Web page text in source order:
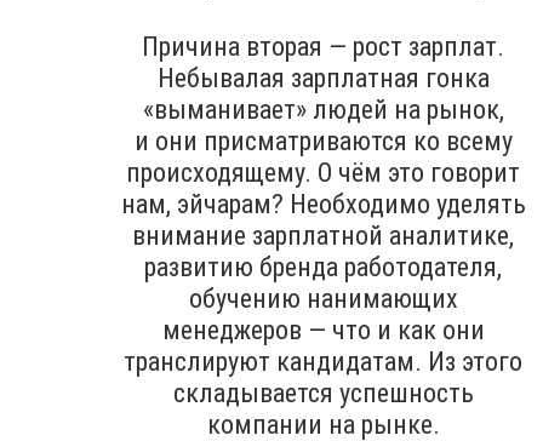
Причина вторая — рост зарплат.
Небывалая зарплатная гонка
«выманивает» людей на рынок,
и они присматриваются ко всему
происходящему. О чём это говорит
нам, эйчарам? Необходимо уделять
внимание зарплатной аналитике,
развитию бренда работодателя,
обучению нанимающих
менеджеров — что и как они
транслируют кандидатам. Из этого
складывается успешность
компании на рынке.